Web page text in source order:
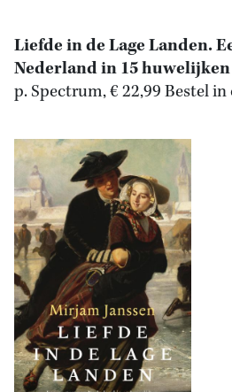
Liefde in de Lage Landen.
Nederland in 15 huwelijken
p. Spectrum, € 22,99 Bestel